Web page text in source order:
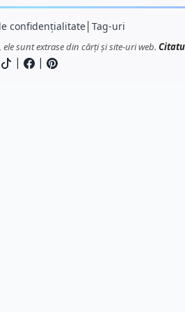
confidențialitate│ Tag-uri
sunt extrase din cărți și site-uri web.
| |